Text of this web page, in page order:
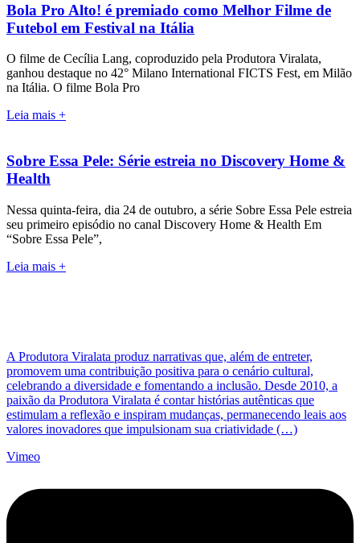
Bola Pro Alto! é premiado como Melhor Filme de
Futebol em Festival na Itália
O filme de Cecília Lang, coproduzido pela Produtora Viralata,
ganhou destaque no 42° Milano International FICTS Fest, em Milão
na Itália. O filme Bola Pro
Leia mais +
Sobre Essa Pele: Série estreia no Discovery Home &
Health
Nessa quinta-feira, dia 24 de outubro, a série Sobre Essa Pele estreia
seu primeiro episódio no canal Discovery Home & Health Em
“Sobre Essa Pele”,
Leia mais +
A Produtora Viralata produz narrativas que, além de entreter,
promovem uma contribuição positiva para o cenário cultural,
celebrando a diversidade e fomentando a inclusão. Desde 2010, a
paixão da Produtora Viralata é contar histórias autênticas que
estimulam a reflexão e inspiram mudanças, permanecendo leais aos
valores inovadores que impulsionam sua criatividade (…)
Vimeo